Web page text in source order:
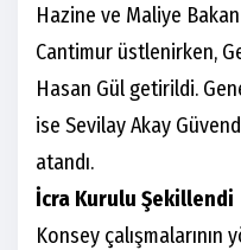
Hazine ve Maliye Bakan
Cantimur üstlenirken,
Hasan Gül getirildi.
ise Sevilay Akay
atandı.
İcra Kurulu Şekillendi
Konsey çalışmalarının